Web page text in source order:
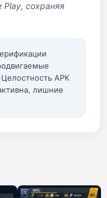
Play, сохраняя
Целостность APK
лишние